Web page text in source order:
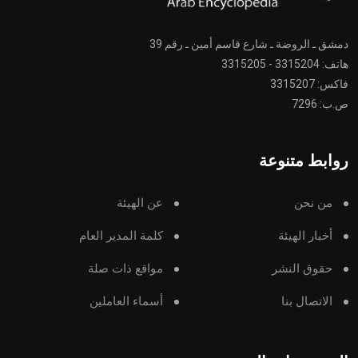
دمشق ـ الروضة ـ شارع قاسم أمين ـ رقم 39
هاتف: 3315204 - 3315205
فاكس: 3315207
ص.ب: 7296
روابط متنوعة
من نحن عن الهيئة
أخبار الهيئة كلمة المدير العام
حقوق النشر مواقع ذات صلة
الاتصال بنا أسماء العاملين